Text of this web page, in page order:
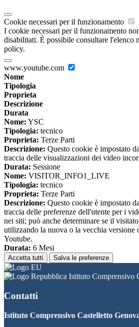
Cookie necessari per il funzionamento
I cookie necessari per il funzionamento
disabilitati. È possibile consultare l'elenco
policy.
www.youtube.com
Nome
Tipologia
Proprieta
Descrizione
Durata
Nome: YSC
Tipologia: tecnico
Proprieta: Terze Parti
Descrizione: Questo cookie è impostato
traccia delle visualizzazioni dei video
Durata: Sessione
Nome: VISITOR_INFO1_LIVE
Tipologia: tecnico
Proprieta: Terze Parti
Descrizione: Questo cookie è impostato
traccia delle preferenze dell'utente per i
nei siti; può anche determinare se il
utilizzando la nuova o la vecchia versione
Youtube.
Durata: 6 Mesi
Accetta tutti Salva le preferenze
Istituto Comprensivo
Contatti
Istituto Comprensivo Castelletto